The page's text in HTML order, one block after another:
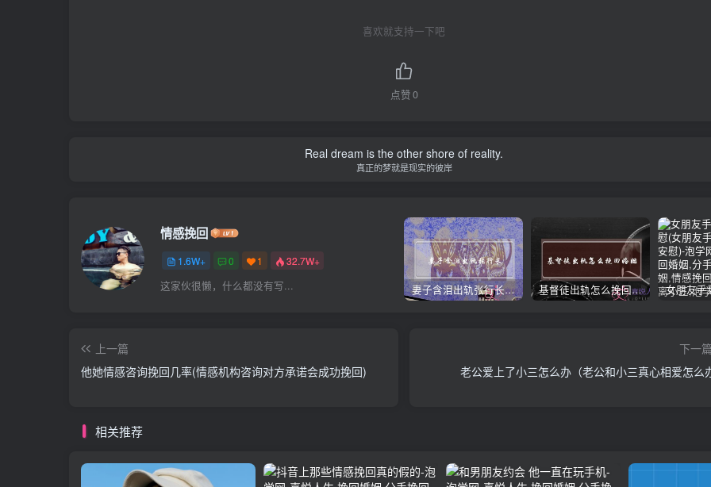
喜欢就支持一下吧
点赞0
Real dream is the other shore of reality.
真正的梦就是现实的彼岸
情感挽回
1.6W+ 0 1 32.7W+
这家伙很懒，什么都没有写... 妻子含泪出轨张行长 她说全都是因为家中 基督徒出轨怎么挽回婚姻(基督徒面对出轨婚姻)
上一篇
他她情感咨询挽回几率(情感机构咨询对方承诺会成功挽回)
下一
老公爱上了小三怎么办（老公和小三真心相爱怎么
相关推荐